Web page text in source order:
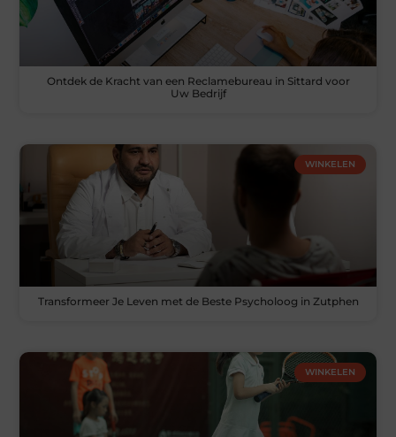
Ontdek de Kracht van een Reclamebureau in Sittard voor
Uw Bedrijf
WINKELEN
Transformeer Je Leven met de Beste Psycholoog in Zutphen
WINKELEN